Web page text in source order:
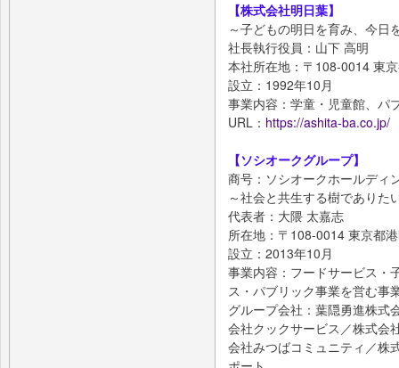
【株式会社明日葉】
～子どもの明日を育み、今
社長執行役員：山下 高明
本社所在地：〒108-0014 東
設立：1992年10月
事業内容：学童・児童館、
URL： https://ashita-ba.co.jp/
【ソシオークグループ】
商号：ソシオークホールディ
～社会と共生する樹でありた
代表者：大隈 太嘉志
所在地：〒108-0014 東京都
設立：2013年10月
事業内容：フードサービス・
ス・パブリック事業を営む事
グループ会社：葉隠勇進株式
会社クックサービス／株式会
会社みつばコミュニティ／株